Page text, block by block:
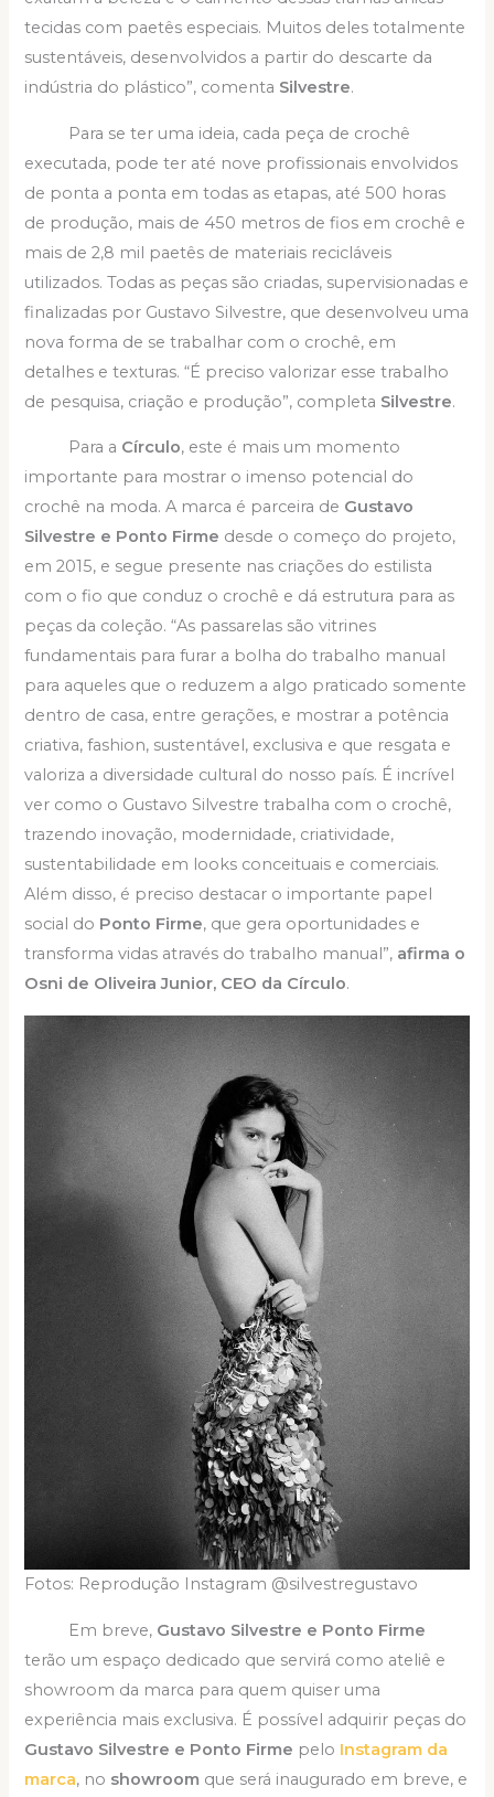
tecidas com paetês especiais. Muitos deles totalmente
sustentáveis, desenvolvidos a partir do descarte da
indústria do plástico”, comenta Silvestre.
Para se ter uma ideia, cada peça de crochê
executada, pode ter até nove profissionais envolvidos
de ponta a ponta em todas as etapas, até 500 horas
de produção, mais de 450 metros de fios em crochê e
mais de 2,8 mil paetês de materiais recicláveis
utilizados. Todas as peças são criadas, supervisionadas e
finalizadas por Gustavo Silvestre, que desenvolveu uma
nova forma de se trabalhar com o crochê, em
detalhes e texturas. “É preciso valorizar esse trabalho
de pesquisa, criação e produção”, completa Silvestre.
Para a Círculo, este é mais um momento
importante para mostrar o imenso potencial do
crochê na moda. A marca é parceira de Gustavo
Silvestre e Ponto Firme desde o começo do projeto,
em 2015, e segue presente nas criações do estilista
com o fio que conduz o crochê e dá estrutura para as
peças da coleção. “As passarelas são vitrines
fundamentais para furar a bolha do trabalho manual
para aqueles que o reduzem a algo praticado somente
dentro de casa, entre gerações, e mostrar a potência
criativa, fashion, sustentável, exclusiva e que resgata e
valoriza a diversidade cultural do nosso país. É incrível
ver como o Gustavo Silvestre trabalha com o crochê,
trazendo inovação, modernidade, criatividade,
sustentabilidade em looks conceituais e comerciais.
Além disso, é preciso destacar o importante papel
social do Ponto Firme, que gera oportunidades e
transforma vidas através do trabalho manual”, afirma o
Osni de Oliveira Junior, CEO da Círculo.
Fotos: Reprodução Instagram @silvestregustavo
Em breve, Gustavo Silvestre e Ponto Firme
terão um espaço dedicado que servirá como ateliê e
showroom da marca para quem quiser uma
experiência mais exclusiva. É possível adquirir peças do
Gustavo Silvestre e Ponto Firme pelo Instagram da
marca, no showroom que será inaugurado em breve, e